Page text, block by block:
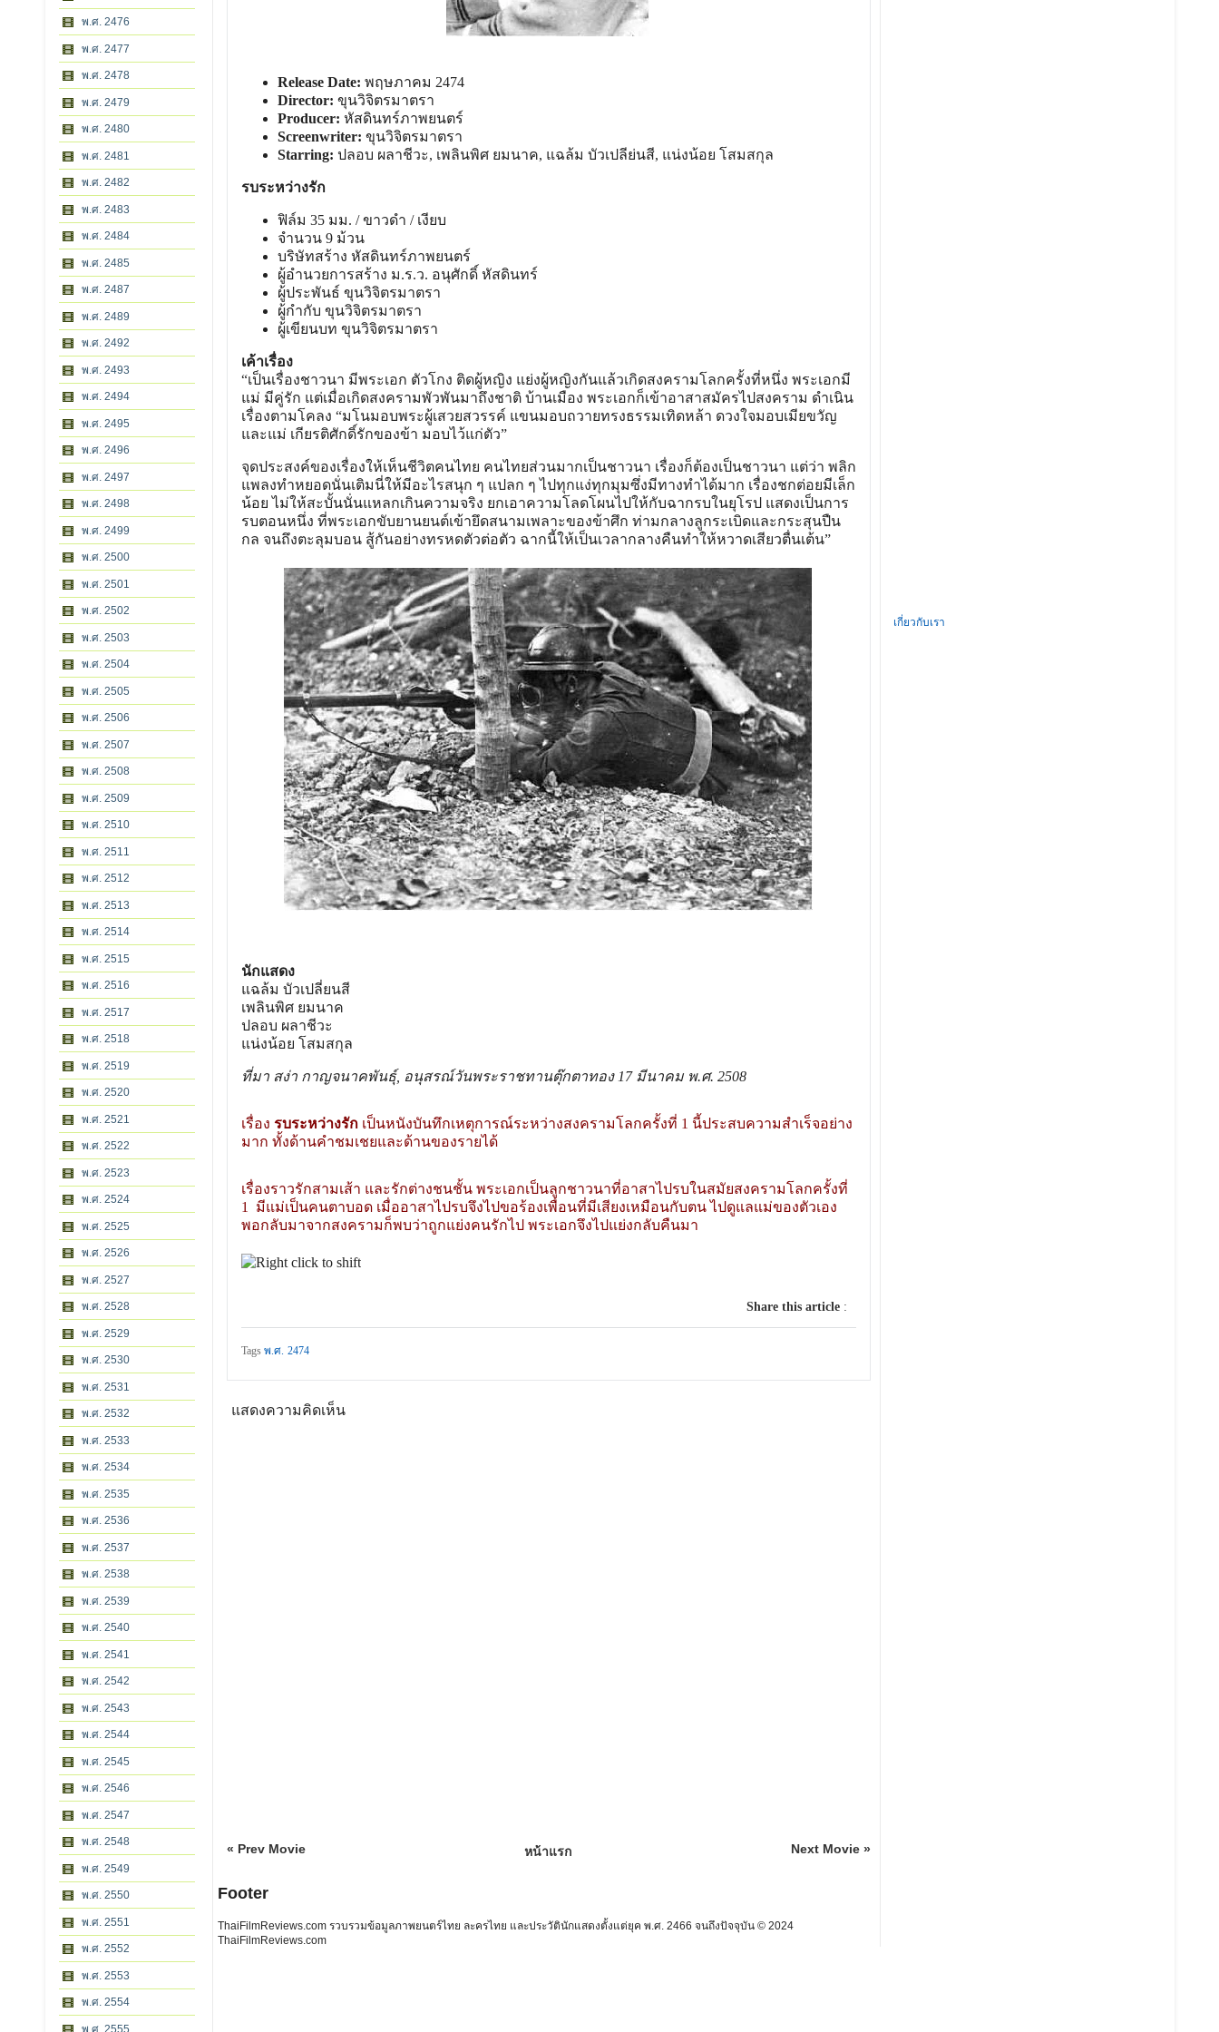
พ.ศ. 2476
พ.ศ. 2477
พ.ศ. 2478
พ.ศ. 2479
พ.ศ. 2480
พ.ศ. 2481
พ.ศ. 2482
พ.ศ. 2483
พ.ศ. 2484
พ.ศ. 2485
พ.ศ. 2487
พ.ศ. 2489
พ.ศ. 2492
พ.ศ. 2493
พ.ศ. 2494
พ.ศ. 2495
พ.ศ. 2496
พ.ศ. 2497
พ.ศ. 2498
พ.ศ. 2499
พ.ศ. 2500
พ.ศ. 2501
พ.ศ. 2502
พ.ศ. 2503
พ.ศ. 2504
พ.ศ. 2505
พ.ศ. 2506
พ.ศ. 2507
พ.ศ. 2508
พ.ศ. 2509
พ.ศ. 2510
พ.ศ. 2511
พ.ศ. 2512
พ.ศ. 2513
พ.ศ. 2514
พ.ศ. 2515
พ.ศ. 2516
พ.ศ. 2517
พ.ศ. 2518
พ.ศ. 2519
พ.ศ. 2520
พ.ศ. 2521
พ.ศ. 2522
พ.ศ. 2523
พ.ศ. 2524
พ.ศ. 2525
พ.ศ. 2526
พ.ศ. 2527
พ.ศ. 2528
พ.ศ. 2529
พ.ศ. 2530
พ.ศ. 2531
พ.ศ. 2532
พ.ศ. 2533
พ.ศ. 2534
พ.ศ. 2535
พ.ศ. 2536
พ.ศ. 2537
พ.ศ. 2538
พ.ศ. 2539
พ.ศ. 2540
พ.ศ. 2541
พ.ศ. 2542
พ.ศ. 2543
พ.ศ. 2544
พ.ศ. 2545
พ.ศ. 2546
พ.ศ. 2547
พ.ศ. 2548
พ.ศ. 2549
พ.ศ. 2550
พ.ศ. 2551
พ.ศ. 2552
พ.ศ. 2553
พ.ศ. 2554
พ.ศ. 2555
Release Date: พฤษภาคม 2474
Director: ขุนวิจิตรมาตรา
Producer: หัสดินทร์ภาพยนตร์
Screenwriter: ขุนวิจิตรมาตรา
Starring: ปลอบ ผลาชีวะ, เพลินพิศ ยมนาค, แฉล้ม บัวเปลีย่นสี, แน่งน้อย โสมสกุล
รบระหว่างรัก
ฟิล์ม 35 มม. / ขาวดํา / เงียบ
จํานวน 9 ม้วน
บริษัทสร้าง หัสดินทร์ภาพยนตร์
ผู้อํานวยการสร้าง ม.ร.ว. อนุศักดิ์ หัสดินทร์
ผู้ประพันธ์ ขุนวิจิตรมาตรา
ผู้กํากับ ขุนวิจิตรมาตรา
ผู้เขียนบท ขุนวิจิตรมาตรา
เค้าเรื่อง
“เป็นเรื่องชาวนา มีพระเอก ตัวโกง ติดผู้หญิง แย่งผู้หญิงกันแล้วเกิดสงครามโลกครั้งที่หนึ่ง พระเอกมี
แม่ มีคู่รัก แต่เมื่อเกิดสงครามพัวพันมาถึงชาติ บ้านเมือง พระเอกก็เข้าอาสาสมัครไปสงคราม ดําเนิน
เรื่องตามโคลง “มโนมอบพระผู้เสวยสวรรค์ แขนมอบถวายทรงธรรมเทิดหล้า ดวงใจมอบเมียขวัญ
และแม่ เกียรติศักดิ์รักของข้า มอบไว้แก่ตัว”
จุดประสงค์ของเรื่องให้เห็นชีวิตคนไทย คนไทยส่วนมากเป็นชาวนา เรื่องก็ต้องเป็นชาวนา แต่ว่า พลิก
แพลงทําหยอดนั่นเติมนี่ให้มีอะไรสนุก ๆ แปลก ๆ ไปทุกแง่ทุกมุมซึ่งมีทางทําได้มาก เรื่องชกต่อยมีเล็ก
น้อย ไม่ให้สะบั้นนั่นแหลกเกินความจริง ยกเอาความโลดโผนไปให้กับฉากรบในยุโรป แสดงเป็นการ
รบตอนหนึ่ง ที่พระเอกขับยานยนต์เข้ายึดสนามเพลาะของข้าศึก ท่ามกลางลูกระเบิดและกระสุนปืน
กล จนถึงตะลุมบอน สู้กันอย่างทรหดตัวต่อตัว ฉากนี้ให้เป็นเวลากลางคืนทําให้หวาดเสียวตื่นเต้น”
นักแสดง
แฉล้ม บัวเปลี่ยนสี
เพลินพิศ ยมนาค
ปลอบ ผลาชีวะ
แน่งน้อย โสมสกุล
ที่มา สง่า กาญจนาคพันธุ์, อนุสรณ์วันพระราชทานตุ๊กตาทอง 17 มีนาคม พ.ศ. 2508
เรื่อง รบระหว่างรักเป็นหนังบันทึกเหตุการณ์ระหว่างสงครามโลกครั้งที่ 1 นี้ประสบความสำเร็จอย่าง
มาก ทั้งด้านคำชมเชยและด้านของรายได้
เรื่องราวรักสามเส้า และรักต่างชนชั้น พระเอกเป็นลูกชาวนาที่อาสาไปรบในสมัยสงครามโลกครั้งที่
1 มีแม่เป็นคนตาบอด เมื่ออาสาไปรบจึงไปขอร้องเพื่อนที่มีเสียงเหมือนกับตน ไปดูแลแม่ของตัวเอง
พอกลับมาจากสงครามก็พบว่าถูกแย่งคนรักไป พระเอกจึงไปแย่งกลับคืนมา
Share this article:
Tagsพ.ศ. 2474
แสดงความคิดเห็น
« Prev Movie Next Movie »
หน้าแรก
Footer
ThaiFilmReviews.com รวบรวมข้อมูลภาพยนตร์ไทย ละครไทย และประวัตินักแสดงตั้งแต่ยุค พ.ศ. 2466 จนถึงปัจจุบัน © 2024
ThaiFilmReviews.com
เกี่ยวกับเรา